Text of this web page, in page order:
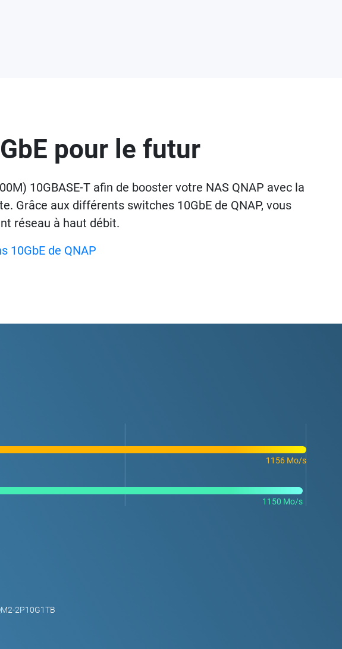
pour le futur
10GBASE-T afin de booster votre NAS QNAP avec la
Grâce aux différents switches 10GbE de QNAP, vous
réseau à haut débit.
10GbE de QNAP
1156 Mo/s
1150 Mo/s
2P10G1TB